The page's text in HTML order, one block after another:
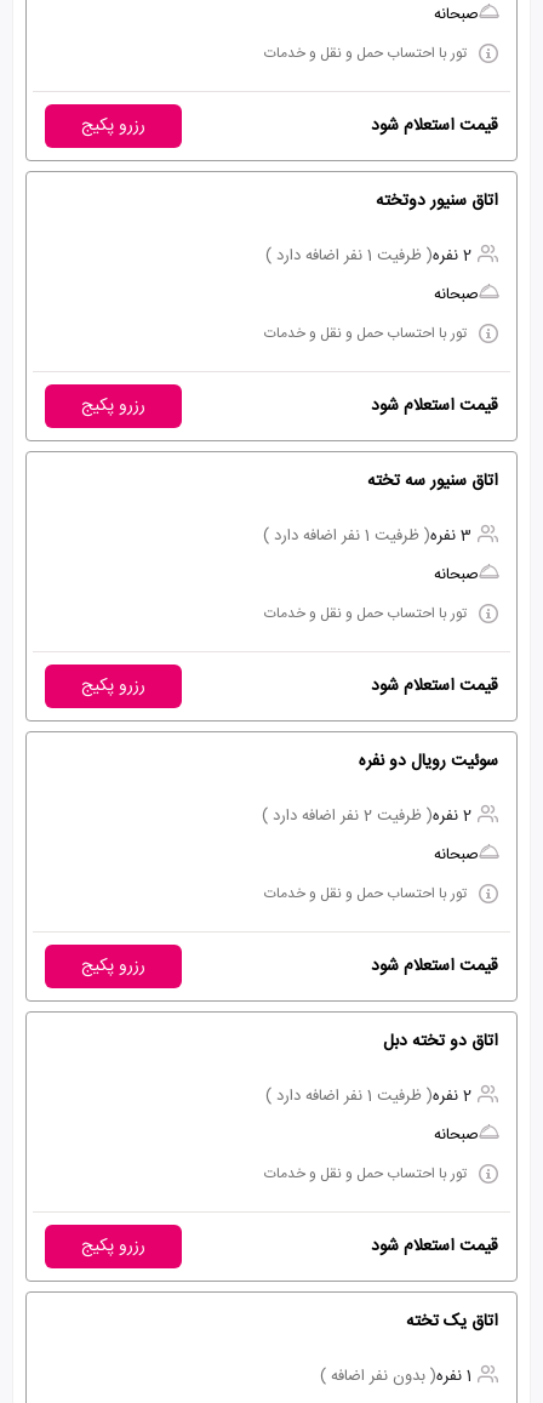
صبحانه
تور با احتساب حمل و نقل و خدمات
قیمت استعلام شود رزرو پکیج
اتاق سنیور دوتخته
2 نفره
( ظرفیت 1 نفر اضافه دارد )
صبحانه
تور با احتساب حمل و نقل و خدمات
قیمت استعلام شود رزرو پکیج
اتاق سنیور سه تخته
3 نفره
( ظرفیت 1 نفر اضافه دارد )
صبحانه
تور با احتساب حمل و نقل و خدمات
قیمت استعلام شود رزرو پکیج
سوئیت رویال دو نفره
2 نفره
( ظرفیت 2 نفر اضافه دارد )
صبحانه
تور با احتساب حمل و نقل و خدمات
قیمت استعلام شود رزرو پکیج
اتاق دو تخته دبل
2 نفره
( ظرفیت 1 نفر اضافه دارد )
صبحانه
تور با احتساب حمل و نقل و خدمات
قیمت استعلام شود رزرو پکیج
اتاق یک تخته
1 نفره
( بدون نفر اضافه )